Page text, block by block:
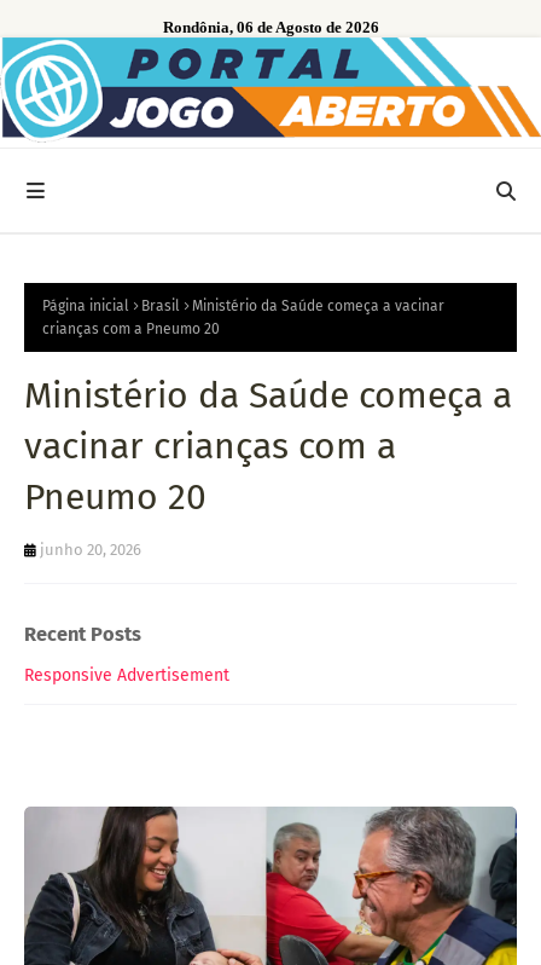
Rondônia, 06 de Agosto de 2026
Página inicial Brasil
Ministério da Saúde começa a vacinar
crianças com a Pneumo 20
Ministério da Saúde começa a
vacinar crianças com a
Pneumo 20
junho 20, 2026
Recent Posts
Responsive Advertisement